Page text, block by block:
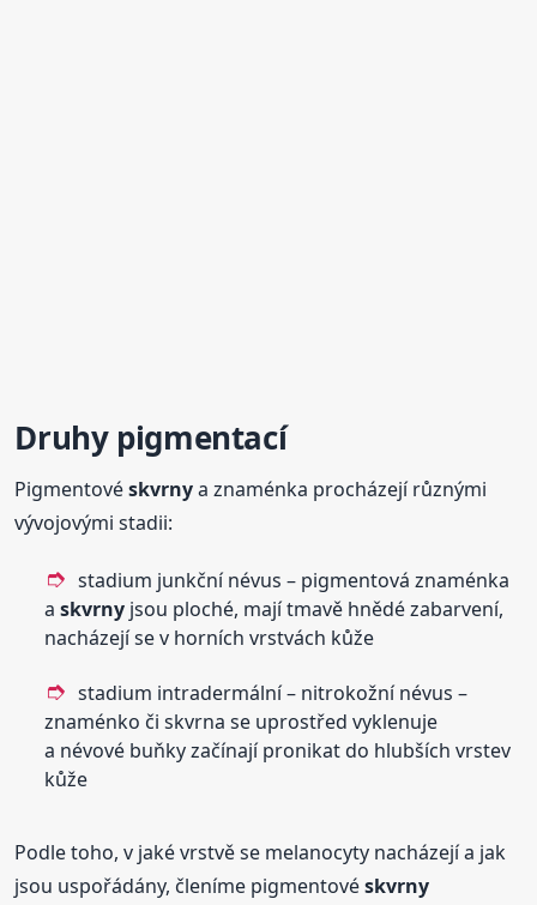
Druhy pigmentací
Pigmentovéskvrnya znaménka procházejí různými
vývojovými stadii:
stadium junkční névus – pigmentová znaménka
askvrny jsou ploché, mají tmavě hnědé zabarvení,
nacházejí se v horních vrstvách kůže
stadium intradermální – nitrokožní névus –
znaménko či skvrna se uprostřed vyklenuje
a névové buňky začínají pronikat do hlubších vrstev
kůže
Podle toho, v jaké vrstvě se melanocyty nacházejí a jak
jsou uspořádány, členíme pigmentovéskvrny